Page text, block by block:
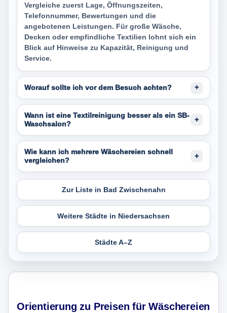
Vergleiche zuerst Lage, Öffnungszeiten,
Telefonnummer, Bewertungen und die
angebotenen Leistungen. Für große Wäsche,
Decken oder empfindliche Textilien lohnt sich ein
Blick auf Hinweise zu Kapazität, Reinigung und
Service.
Worauf sollte ich vor dem Besuch achten?
Wann ist eine Textilreinigung besser als ein SB-
Waschsalon?
Wie kann ich mehrere Wäschereien schnell
vergleichen?
Zur Liste in Bad Zwischenahn
Weitere Städte in Niedersachsen
Städte A–Z
Orientierung zu Preisen für Wäschereien